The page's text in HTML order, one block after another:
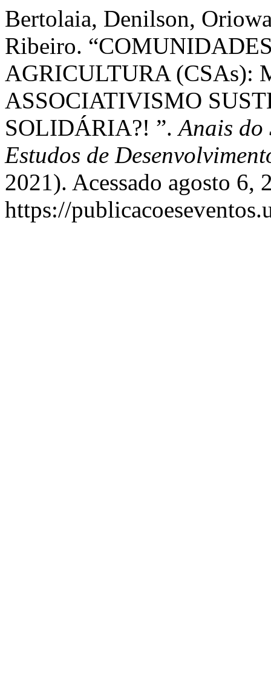
Bertolaia, Denilson,
Ribeiro.
AGRICULTURA (CSAs):
ASSOCIATIVISMO
SOLIDÁRIA?! ”.Anais do
Estudos de
2021). Acessado agosto 6,
https://